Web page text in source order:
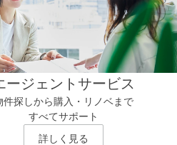
ージェントサービス
件探しから購入・リノベまで
すべてサポート
詳しく見る